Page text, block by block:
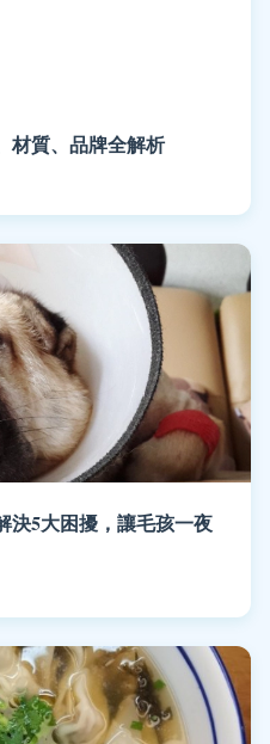
材質、品牌全解析
決5大困擾，讓毛孩一夜